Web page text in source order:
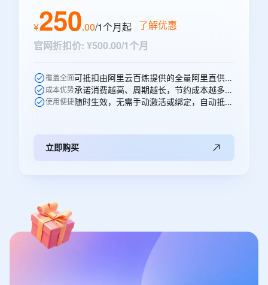
¥250.00/1个月起 了解优惠
官网折扣价: ¥500.00/1个月
覆盖全面 可抵扣由阿里云百炼提供的全量阿里直供模型，一次购买即可跨阿里直供模型通享
成本优势 承诺消费越高、周期越长，节约成本越多，直省250元。
使用便捷 随时生效，无需手动激活或绑定，自动抵扣。
立即购买